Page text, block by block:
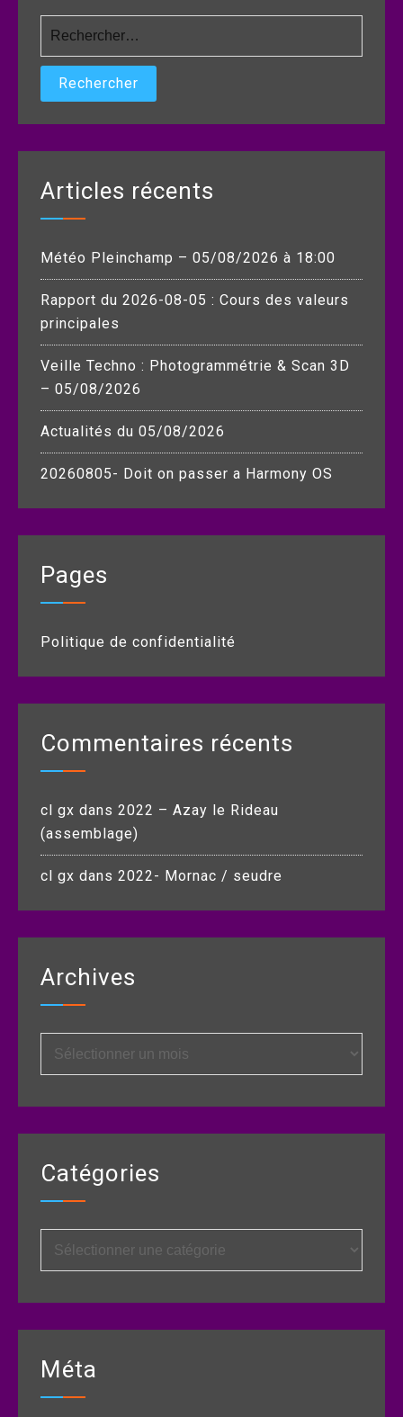
Articles récents
Météo Pleinchamp – 05/08/2026 à 18:00
Rapport du 2026-08-05 : Cours des valeurs
principales
Veille Techno : Photogrammétrie & Scan 3D
– 05/08/2026
Actualités du 05/08/2026
20260805- Doit on passer a Harmony OS
Pages
Politique de confidentialité
Commentaires récents
cl gx dans 2022 – Azay le Rideau
(assemblage)
cl gx dans 2022- Mornac / seudre
Archives
Catégories
Méta